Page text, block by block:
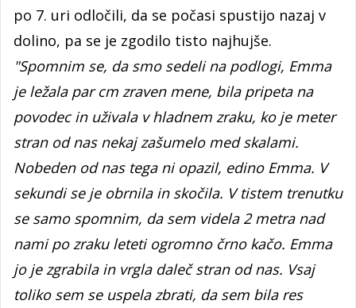
po 7. uri odločili, da se počasi spustijo nazaj v
dolino, pa se je zgodilo tisto najhujše.
"Spomnim se, da smo sedeli na podlogi, Emma
je ležala par cm zraven mene, bila pripeta na
povodec in uživala v hladnem zraku, ko je meter
stran od nas nekaj zašumelo med skalami.
Nobeden od nas tega ni opazil, edino Emma. V
sekundi se je obrnila in skočila. V tistem trenutku
se samo spomnim, da sem videla 2 metra nad
nami po zraku leteti ogromno črno kačo. Emma
jo je zgrabila in vrgla daleč stran od nas. Vsaj
toliko sem se uspela zbrati, da sem bila res